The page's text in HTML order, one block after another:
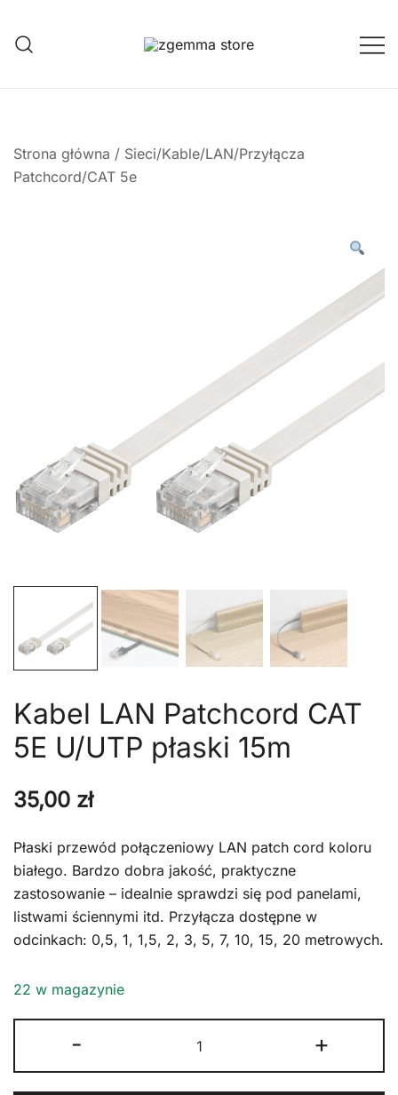
treści
Strona główna / Sieci/Kable/LAN/Przyłącza
Patchcord/CAT 5e
Kabel LAN Patchcord CAT
5E U/UTP płaski 15m
35,00 zł
Płaski przewód połączeniowy LAN patch cord koloru
białego. Bardzo dobra jakość, praktyczne
zastosowanie – idealnie sprawdzi się pod panelami,
listwami ściennymi itd. Przyłącza dostępne w
odcinkach: 0,5, 1, 1,5, 2, 3, 5, 7, 10, 15, 20 metrowych.
22 w magazynie
-
Kabel
LAN
+